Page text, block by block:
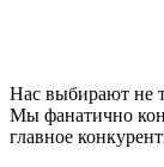
Нас выбирают не
Мы фанатично
главное